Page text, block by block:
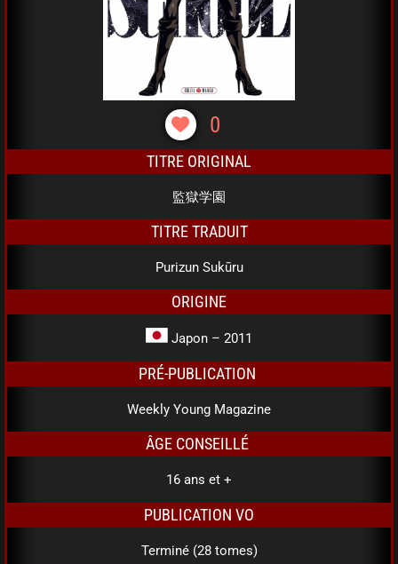
0
TITRE ORIGINAL
監獄学園
TITRE TRADUIT
Purizun Sukūru
ORIGINE
Japon – 2011
PRÉ-PUBLICATION
Weekly Young Magazine
ÂGE CONSEILLÉ
16 ans et +
PUBLICATION VO
Terminé (28 tomes)